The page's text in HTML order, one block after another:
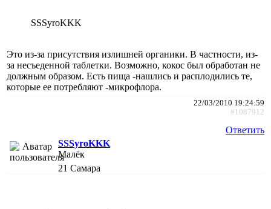
SSSyroKKK
Это из-за присутствия излишней органики. В частности, из-
за несъеденной таблетки. Возможно, кокос был обработан не
должным образом. Есть пища -нашлись и расплодились те,
которые ее потребляют -микрофлора.
22/03/2010 19:24:59
#1087912
Ответить
SSSyroKKK
Малёк
21 Самара